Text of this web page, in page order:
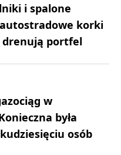
i spalone
autostradowe korki
drenują portfel
w
była
osób